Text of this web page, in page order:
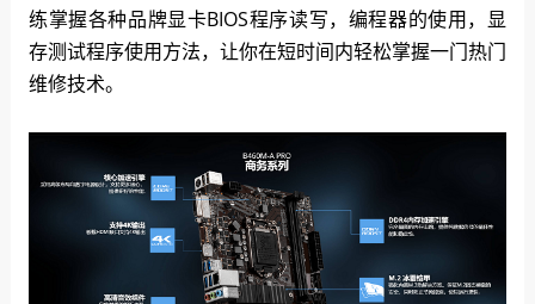
练掌握各种品牌显卡BIOS程序读写，编程器的使用，显
存测试程序使用方法，让你在短时间内轻松掌握一门热门
维修技术。